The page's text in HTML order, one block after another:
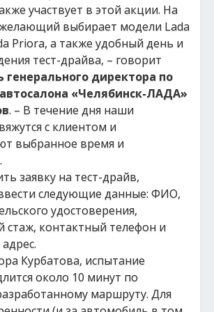
участвует в этой акции. На
выбирает модели Lada
Priora, а также удобный день и
тест-драйва, – говорит
генерального директора по
«Челябинск-ЛАДА»
. – В течение дня наши
с клиентом и
выбранное время и
заявку на тест-драйв,
следующие данные: ФИО,
удостоверения,
стаж, контактный телефон и
Курбатова, испытание
около 10 минут по
маршруту. Для